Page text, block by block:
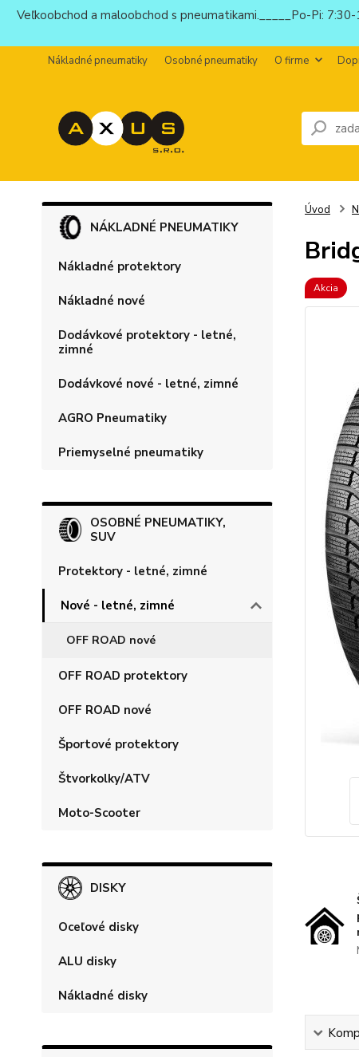
Veľkoobchod a maloobchod s pneumatikami._____Po-Pi:
Nákladné pneumatiky Osobné pneumatiky O firme
NÁKLADNÉ PNEUMATIKY
Nákladné protektory
Nákladné nové
Dodávkové protektory - letné,
zimné
Dodávkové nové - letné, zimné
AGRO Pneumatiky
Priemyselné pneumatiky
OSOBNÉ PNEUMATIKY,
SUV
Protektory - letné, zimné
Nové - letné, zimné
OFF ROAD nové
OFF ROAD protektory
OFF ROAD nové
Športové protektory
Štvorkolky/ATV
Moto-Scooter
DISKY
Oceľové disky
ALU disky
Nákladné disky
Úvod
Akcia